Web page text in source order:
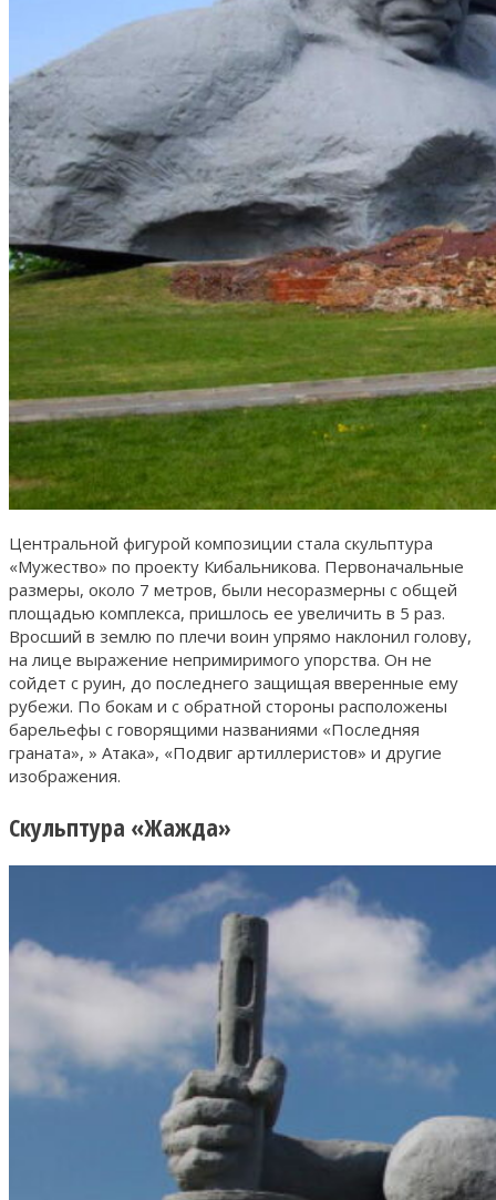
Центральной фигурой композиции стала скульптура
«Мужество» по проекту Кибальникова. Первоначальные
размеры, около 7 метров, были несоразмерны с общей
площадью комплекса, пришлось ее увеличить в 5 раз.
Вросший в землю по плечи воин упрямо наклонил голову,
на лице выражение непримиримого упорства. Он не
сойдет с руин, до последнего защищая вверенные ему
рубежи. По бокам и с обратной стороны расположены
барельефы с говорящими названиями «Последняя
граната», » Атака», «Подвиг артиллеристов» и другие
изображения.
Скульптура «Жажда»